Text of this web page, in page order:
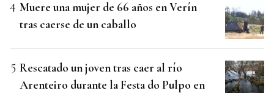
Muere una mujer de 66 años en Verín
tras caerse de un caballo
Rescatado un joven tras caer al río
Arenteiro durante la Festa do Pulpo en